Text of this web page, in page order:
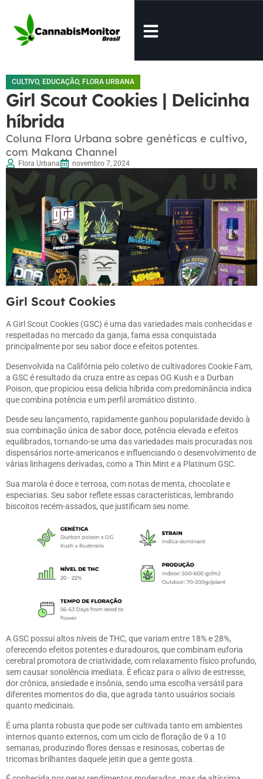
CULTIVO, EDUCAÇÃO, FLORA URBANA
Girl Scout Cookies | Delicinha
híbrida
Coluna Flora Urbana sobre genéticas e cultivo,
com Makana Channel
Flora Urbana novembro 7, 2024
Girl Scout Cookies
AGirl Scout Cookies (GSC) é uma das variedades mais conhecidas e
respeitadas no mercado da ganja, fama essa conquistada
principalmente por seu sabor doce e efeitos potentes.
Desenvolvida na Califórnia pelo coletivo de cultivadores Cookie Fam,
a GSC é resultado da cruza entre as cepasOG Kush e a Durban
Poison, que propiciou essa delícia híbrida com predominância indica
que combina potência e um perfil aromático distinto.
Desde seu lançamento, rapidamente ganhou popularidade devido à
sua combinação única de sabor doce, potência elevada e efeitos
equilibrados, tornando-se uma das variedades mais procuradas nos
dispensários norte-americanos e influenciando o desenvolvimento de
várias linhagens derivadas, como a Thin Mint e a Platinum GSC.
Sua marola é doce e terrosa, com notas de menta, chocolate e
especiarias. Seu sabor reflete essas características, lembrando
biscoitos recém-assados, que justificam seu nome.
A GSC possui altos níveis de THC, que variam entre 18% e 28%,
oferecendo efeitos potentes e duradouros, que combinam euforia
cerebral promotora de criatividade, com relaxamento físico profundo,
sem causar sonolência imediata. É eficaz para o alívio de estresse,
dor crônica, ansiedade e insônia, sendo uma escolha versátil para
diferentes momentos do dia, que agrada tanto usuários sociais
quanto medicinais.
É uma planta robusta que pode ser cultivada tanto em ambientes
internos quanto externos, com um ciclo de floração de 9 a 10
semanas, produzindo flores densas e resinosas, cobertas de
tricomas brilhantes daquele jeitin que a gente gosta.